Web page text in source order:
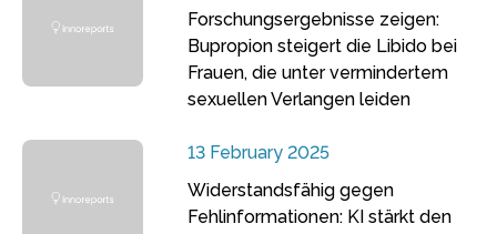
Forschungsergebnisse zeigen:
Bupropion steigert die Libido bei
Frauen, die unter vermindertem
sexuellen Verlangen leiden
13 February 2025
Widerstandsfähig gegen
Fehlinformationen: KI stärkt den